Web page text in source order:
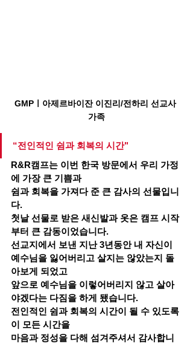
GMPㅣ아제르바이잔 이진리/전하리 선교사
가족
“전인적인 쉼과 회복의 시간"
R&R캠프는 이번 한국 방문에서 우리 가정
에 가장 큰 기쁨과
쉼과 회복을 가져다 준 큰 감사의 선물입니
다.
첫날 선물로 받은 새신발과 옷은 캠프 시작
부터 큰 감동이었습니다.
선교지에서 보낸 지난 3년동안 내 자신이
예수님을 잃어버리고 살지는 않았는지 돌
아보게 되었고
앞으로 예수님을 이렇어버리지 않고 살아
야겠다는 다짐을 하게 됐습니다.
전인적인 쉼과 회복의 시간이 될 수 있도록
이 모든 시간을
마음과 정성을 다해 섬겨주셔서 감사합니